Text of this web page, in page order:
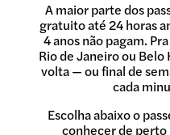
A maior parte dos
gratuito até 24 horas
4 anos não pagam.
Rio de Janeiro ou
volta — ou final de
cada
Escolha abaixo o
conhecer de perto